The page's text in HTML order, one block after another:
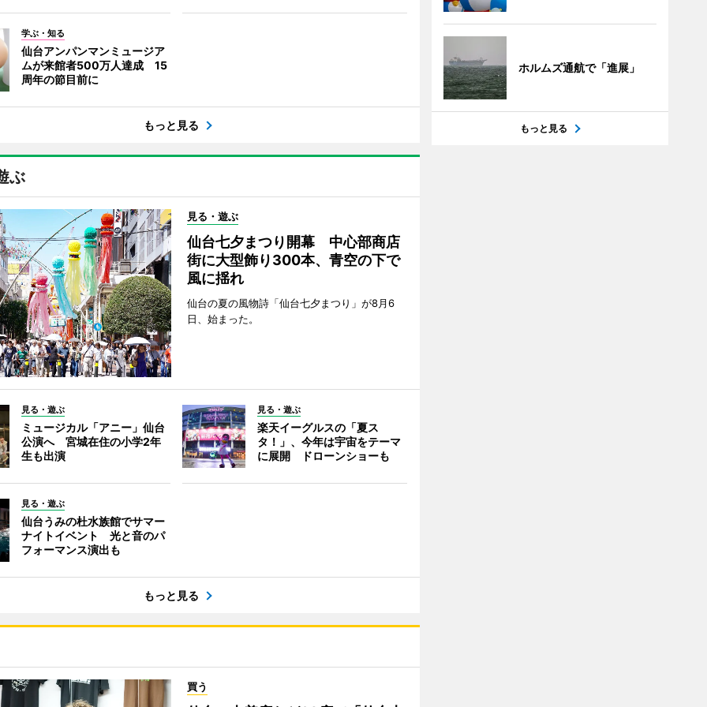
学ぶ・知る
仙台アンパンマンミュージア
ムが来館者500万人達成 15
周年の節目前に
もっと見る
ぶ
見る・遊ぶ
仙台七夕まつり開幕 中心部商店
街に大型飾り300本、青空の下で
風に揺れ
仙台の夏の風物詩「仙台七夕まつり」が8月6
日、始まった。
見る・遊ぶ
ミュージカル「アニー」仙台
公演へ 宮城在住の小学2年
生も出演
見る・遊ぶ
楽天イーグルスの「夏ス
タ！」、今年は宇宙をテーマ
に展開 ドローンショーも
見る・遊ぶ
仙台うみの杜水族館でサマー
ナイトイベント 光と音のパ
フォーマンス演出も
もっと見る
買う
ホルムズ通航で「進展」
もっと見る